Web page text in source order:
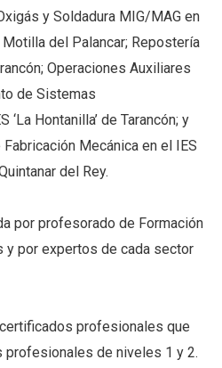
y Soldadura MIG/MAG en
Motilla del Palancar; Repostería
Operaciones Auxiliares
de Sistemas
Hontanilla’ de Tarancón; y
Mecánica en el IES
del Rey.
por profesorado de Formación
por expertos de cada sector
profesionales que
profesionales de niveles 1 y 2.